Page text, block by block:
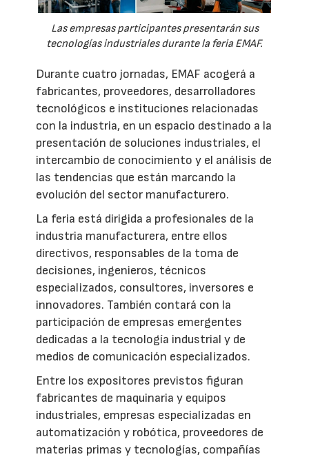
Las empresas participantes presentarán sus
tecnologías industriales durante la feria EMAF.
Durante cuatro jornadas, EMAF acogerá a
fabricantes, proveedores, desarrolladores
tecnológicos e instituciones relacionadas
con la industria, en un espacio destinado a la
presentación de soluciones industriales, el
intercambio de conocimiento y el análisis de
las tendencias que están marcando la
evolución del sector manufacturero.
La feria está dirigida a profesionales de la
industria manufacturera, entre ellos
directivos, responsables de la toma de
decisiones, ingenieros, técnicos
especializados, consultores, inversores e
innovadores. También contará con la
participación de empresas emergentes
dedicadas a la tecnología industrial y de
medios de comunicación especializados.
Entre los expositores previstos figuran
fabricantes de maquinaria y equipos
industriales, empresas especializadas en
automatización y robótica, proveedores de
materias primas y tecnologías, compañías